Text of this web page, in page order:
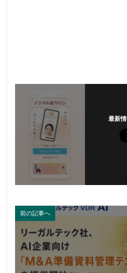
最新
前の記事へ